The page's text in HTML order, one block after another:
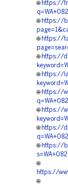
🌐 https://
🌐 https://
🌐 https://
🌐 https://
🌐 https://
🌐 https://
🌐 https://
🌐 https://
🌐 https://
🌐
https://
🌐